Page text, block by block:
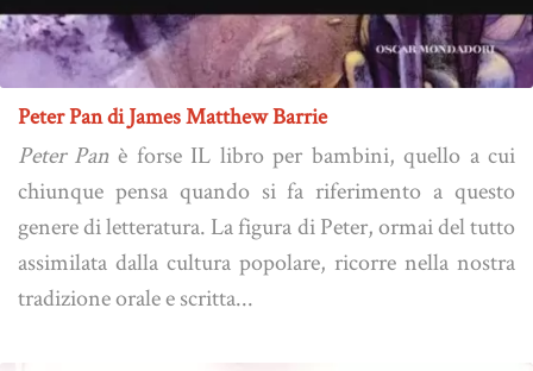
Peter Pan di James Matthew Barrie
Peter Pan è forse IL libro per bambini, quello a cui
chiunque pensa quando si fa riferimento a questo
genere di letteratura. La figura di Peter, ormai del tutto
assimilata dalla cultura popolare, ricorre nella nostra
tradizione orale e scritta...